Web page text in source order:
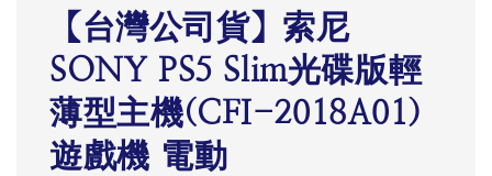
【台灣公司貨】索尼
SONY PS5 Slim光碟版輕
薄型主機(CFI-2018A01)
遊戲機 電動